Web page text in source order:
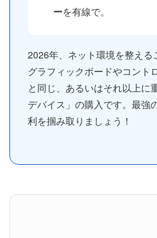
ーを有線で。
2026年、ネット環境を整える
グラフィックボードやコント
と同じ、あるいはそれ以上に
デバイス」の購入です。最強
利を掴み取りましょう！